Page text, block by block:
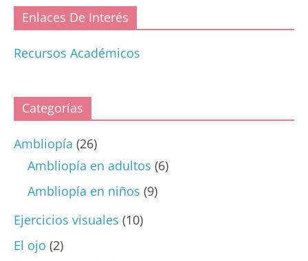
Enlaces De Interés
Recursos Académicos
Categorías
Ambliopía (26)
Ambliopía en adultos (6)
Ambliopía en niños (9)
Ejercicios visuales (10)
El ojo (2)